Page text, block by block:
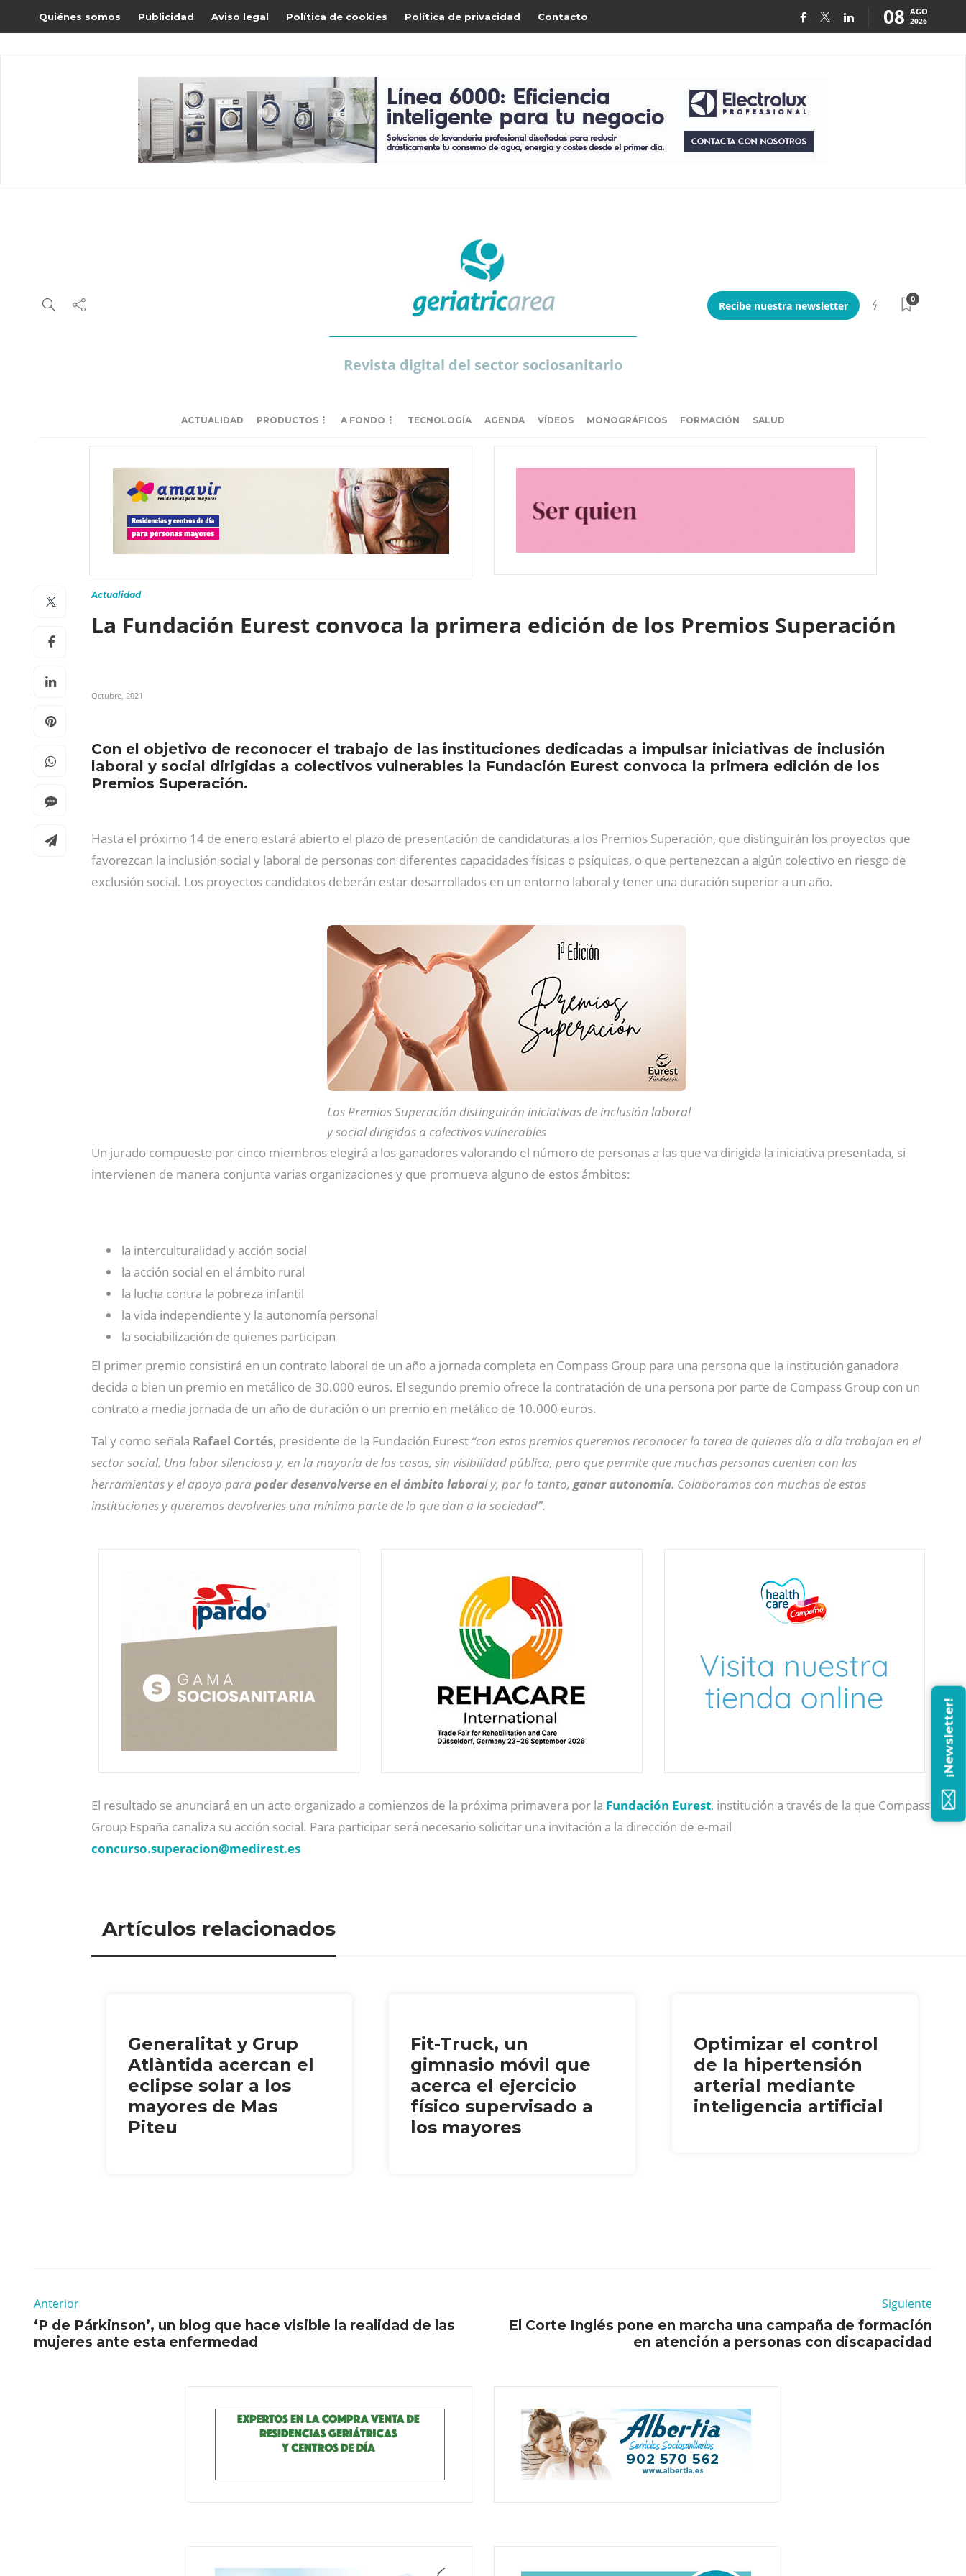
Quiénes somos Publicidad Aviso legal Política de cookies Política de privacidad Contacto 08 AGO
2026
Revista digital del sector sociosanitario
Recibe nuestra newsletter
0
ACTUALIDAD PRODUCTOS A FONDO TECNOLOGÍA AGENDA VÍDEOS MONOGRÁFICOS FORMACIÓN SALUD
Actualidad
La Fundación Eurest convoca la primera edición de los Premios Superación
Octubre, 2021
Con el objetivo de reconocer el trabajo de las instituciones dedicadas a impulsar iniciativas de inclusión
laboral y social dirigidas a colectivos vulnerables la Fundación Eurest convoca la primera edición de los
Premios Superación.
Hasta el próximo 14 de enero estará abierto el plazo de presentación de candidaturas a los Premios Superación, que distinguirán los proyectos que
favorezcan la inclusión social y laboral de personas con diferentes capacidades físicas o psíquicas, o que pertenezcan a algún colectivo en riesgo de
exclusión social. Los proyectos candidatos deberán estar desarrollados en un entorno laboral y tener una duración superior a un año.
Los Premios Superación distinguirán iniciativas de inclusión laboral
y social dirigidas a colectivos vulnerables
Un jurado compuesto por cinco miembros elegirá a los ganadores valorando el número de personas a las que va dirigida la iniciativa presentada, si
intervienen de manera conjunta varias organizaciones y que promueva alguno de estos ámbitos:
la interculturalidad y acción social
la acción social en el ámbito rural
la lucha contra la pobreza infantil
la vida independiente y la autonomía personal
la sociabilización de quienes participan
El primer premio consistirá en un contrato laboral de un año a jornada completa en Compass Group para una persona que la institución ganadora
decida o bien un premio en metálico de 30.000 euros. El segundo premio ofrece la contratación de una persona por parte de Compass Group con un
contrato a media jornada de un año de duración o un premio en metálico de 10.000 euros.
Tal y como señala Rafael Cortés, presidente de la Fundación Eurest “con estos premios queremos reconocer la tarea de quienes día a día trabajan en el
sector social. Una labor silenciosa y, en la mayoría de los casos, sin visibilidad pública, pero que permite que muchas personas cuenten con las
herramientas y el apoyo para poder desenvolverse en el ámbito laboral y, por lo tanto, ganar autonomía. Colaboramos con muchas de estas
instituciones y queremos devolverles una mínima parte de lo que dan a la sociedad”.
El resultado se anunciará en un acto organizado a comienzos de la próxima primavera por la Fundación Eurest, institución a través de la que Compass
Group España canaliza su acción social. Para participar será necesario solicitar una invitación a la dirección de e-mail
concurso.superacion@medirest.es
Artículos relacionados
Generalitat y Grup
Atlàntida acercan el
eclipse solar a los
mayores de Mas
Piteu
Fit-Truck, un
gimnasio móvil que
acerca el ejercicio
físico supervisado a
los mayores
Optimizar el control
de la hipertensión
arterial mediante
inteligencia artificial
Anterior
‘P de Párkinson’, un blog que hace visible la realidad de las
mujeres ante esta enfermedad
Siguiente
El Corte Inglés pone en marcha una campaña de formación
en atención a personas con discapacidad
¡Newsletter!